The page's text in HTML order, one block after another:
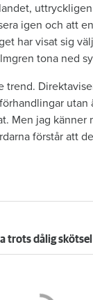
igen och att
har visat sig
tona ned
utan
Men jag känner
förstår att